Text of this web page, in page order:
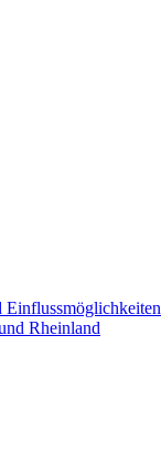
Rheinland